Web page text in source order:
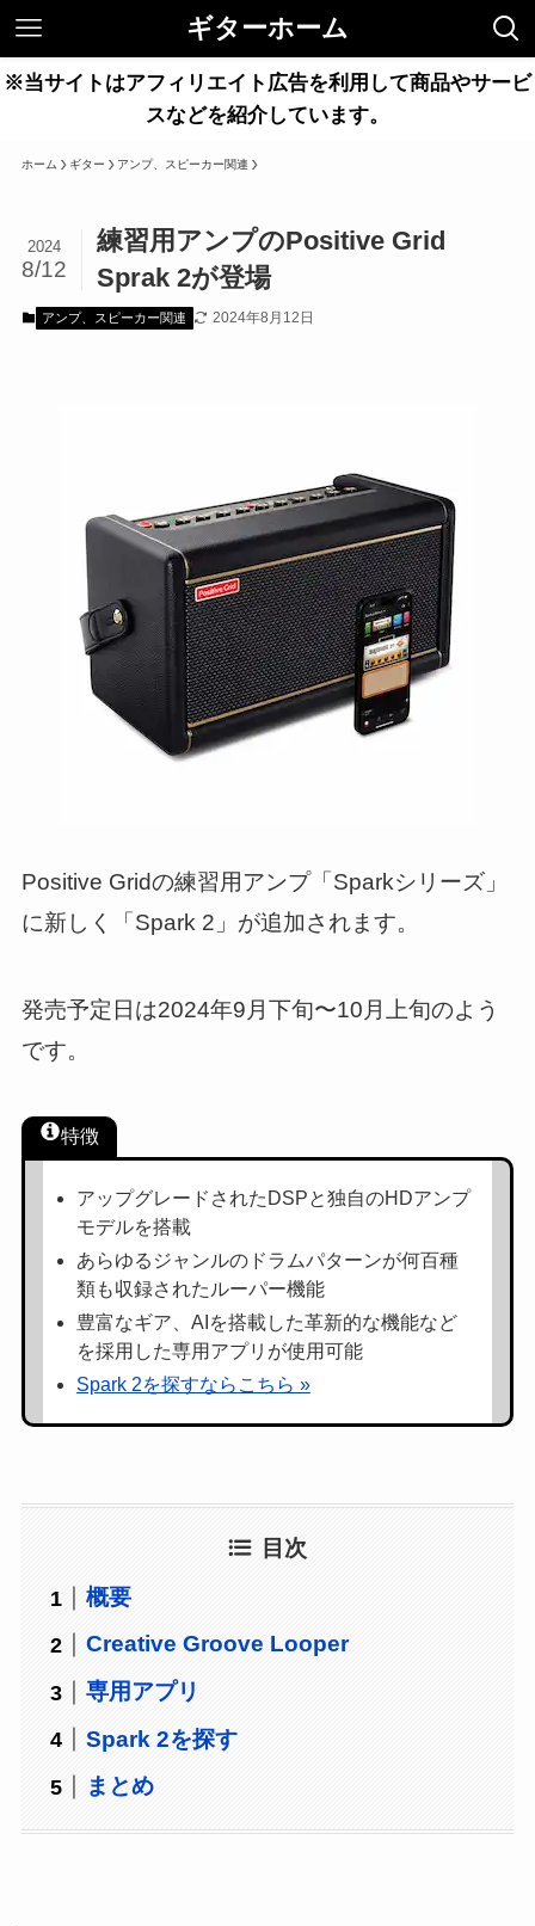
ギターホーム
※当サイトはアフィリエイト広告を利用して商品やサービ
スなどを紹介しています。
ホーム ギター アンプ、スピーカー関連
練習用アンプのPositive Grid
Sprak 2が登場
2024
8/12
アンプ、スピーカー関連 2024年8月12日
Positive Gridの練習用アンプ「Sparkシリーズ」
に新しく「Spark 2」が追加されます。
発売予定日は2024年9月下旬〜10月上旬のよう
です。
特徴
アップグレードされたDSPと独自のHDアンプ
モデルを搭載
あらゆるジャンルのドラムパターンが何百種
類も収録されたルーパー機能
豊富なギア、AIを搭載した革新的な機能など
を採用した専用アプリが使用可能
Spark 2を探すならこちら »
目次
概要
Creative Groove Looper
専用アプリ
Spark 2を探す
まとめ